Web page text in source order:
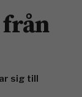
sig till